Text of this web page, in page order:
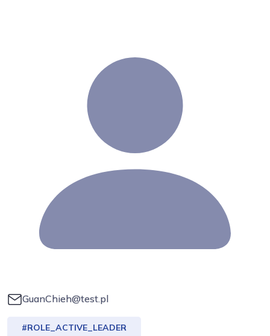
GuanChieh@test.pl
#ROLE_ACTIVE_LEADER